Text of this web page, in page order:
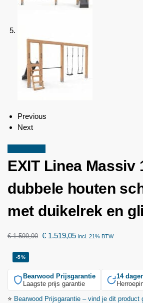
Previous
Next
EXIT Linea Massiv
dubbele houten
met duikelrek en
€1.599,00 € 1.519,05 incl. 21% BTW
-5%
Bearwood Prijsgarantie
Laagste prijs garantie
14
⭐ Bearwood Prijsgarantie – vind je dit product